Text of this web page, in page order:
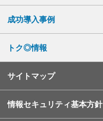
成功導入事例
トク◎情報
サイトマップ
情報セキュリティ基本方針